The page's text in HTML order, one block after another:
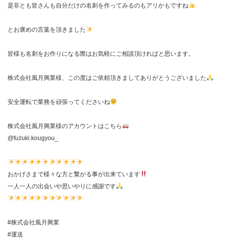
是非とも皆さんも自分だけの名刺を作ってみるのもアリかもですね
とお褒めの言葉を頂きました
皆様も名刺をお作りになる際はお気軽にご相談頂ければと思います。
株式会社風月興業様、この度はご依頼頂きましてありがとうございました
安全運転で業務を頑張ってくださいね
株式会社風月興業様のアカウントはこちら
@fuzuki.kougyou_
おかげさまで様々な方と繋がる事が出来ています
一人一人の出会いや思いやりに感謝です
#株式会社風月興業
#運送